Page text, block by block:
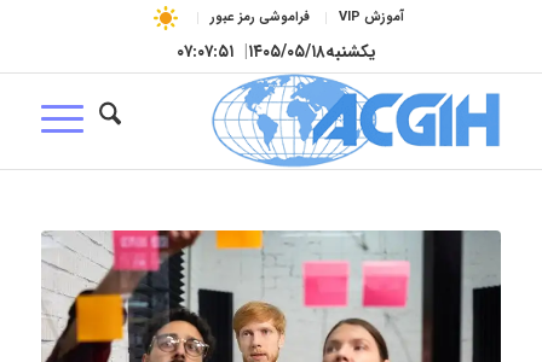
آموزش VIP فراموشی رمز عبور
یکشنبه۱۴۰۵/۰۵/۱۸| ۰۷:۰۷:۵۲